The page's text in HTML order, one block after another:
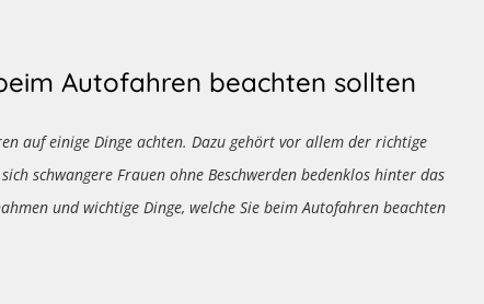
Autofahren beachten sollten
auf einige Dinge achten. Dazu gehört vor allem der richtige
schwangere Frauen ohne Beschwerden bedenklos hinter das
und wichtige Dinge, welche Sie beim Autofahren beachten